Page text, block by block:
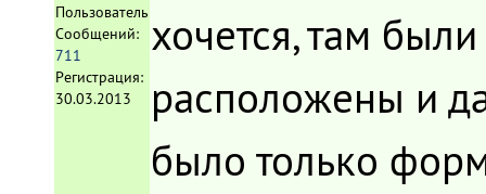
Пользователь
Сообщений:
711
Регистрация:
30.03.2013
хочется, там
расположены и
было только